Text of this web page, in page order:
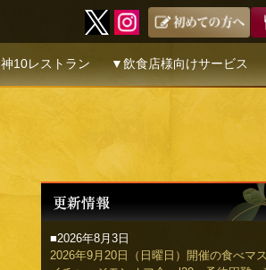
神10レストラン ▼飲食店様向けサービス
■2026年8月3日
2026年9月20日（日曜日）開催の食べマ